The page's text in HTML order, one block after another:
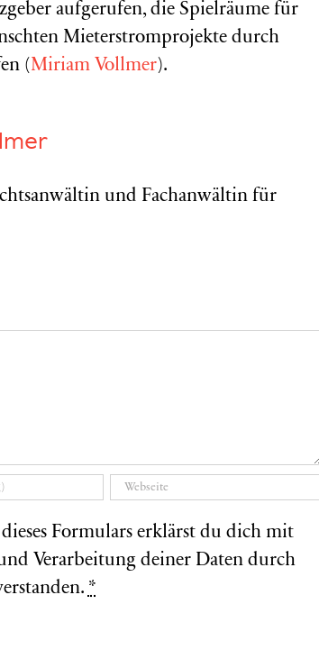
aufgerufen, die Spielräume für
Mieterstromprojekte durch
(Miriam Vollmer).
und Fachanwältin für
Formulars erklärst du dich mit
Verarbeitung deiner Daten durch
*